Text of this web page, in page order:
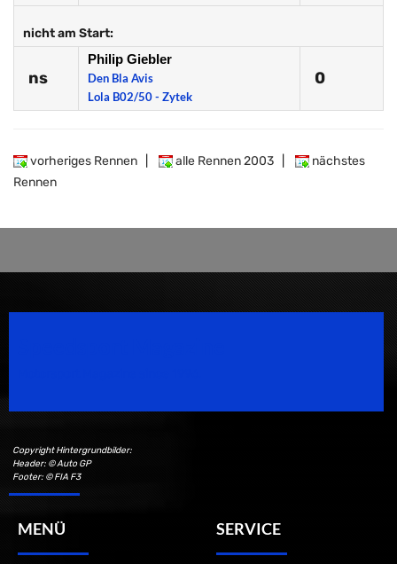
nicht am Start:
ns
Philip Giebler
Den Bla Avis
Lola B02/50 - Zytek
0
vorheriges Rennen alle Rennen 2003
nächstes
Rennen
Copyright Hintergrundbilder:
Header: © Auto GP
Footer: © FIA F3
MENÜ SERVICE